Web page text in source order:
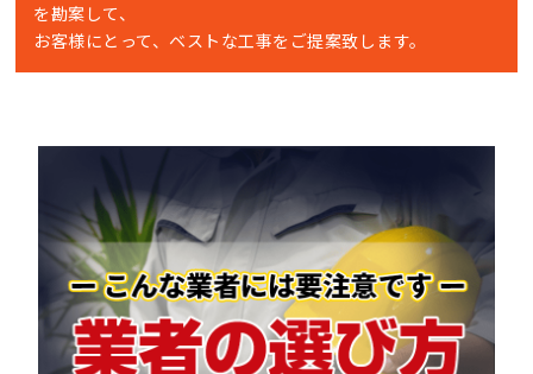
を勘案して、
お客様にとって、ベストな工事をご提案致します。